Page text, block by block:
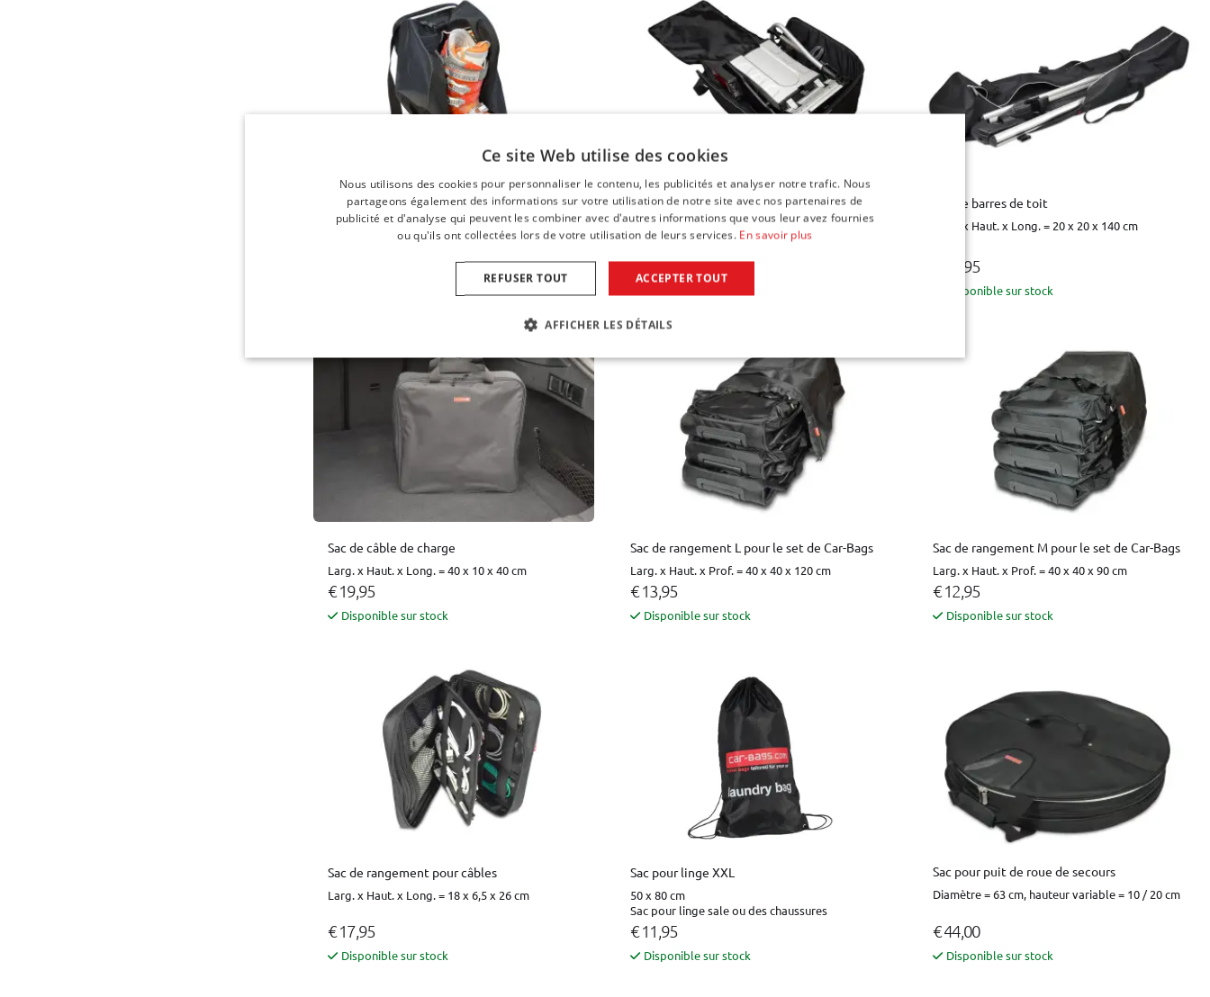
Sac à chaussures de ski / sac à chaussures de
randonnée
Larg. x Haut. x Long. = 26 x 40 x 34 cm
Sac à porte-vélos (S)
57 x 69 x 30 cm
€ 34,95
Sac de barres de toit
Larg. x Haut. x Long. = 20 x 20 x 140 cm
€ 19,95
Disponible sur stock
Sac de câble de charge
Larg. x Haut. x Long. = 40 x 10 x 40 cm
€ 19,95
Disponible sur stock
Sac de rangement L pour le set de Car-Bags
Larg. x Haut. x Prof. = 40 x 40 x 120 cm
€ 13,95
Disponible sur stock
Sac de rangement M pour le set de Car-Bags
Larg. x Haut. x Prof. = 40 x 40 x 90 cm
€ 12,95
Disponible sur stock
Sac de rangement pour câbles
Larg. x Haut. x Long. = 18 x 6,5 x 26 cm
€ 17,95
Disponible sur stock
Sac pour linge XXL
50 x 80 cm
Sac pour linge sale ou des chaussures
€ 11,95
Disponible sur stock
Sac pour puit de roue de secours
Diamètre = 63 cm, hauteur variable = 10 / 20 cm
€ 44,00
Disponible sur stock
Ce site Web utilise des cookies
Nous utilisons des cookies pour personnaliser le contenu, les publicités et analyser notre trafic. Nous
partageons également des informations sur votre utilisation de notre site avec nos partenaires de
publicité et d'analyse qui peuvent les combiner avec d'autres informations que vous leur avez fournies
ou qu'ils ont collectées lors de votre utilisation de leurs services. En savoir plus
ACCEPTER TOUT
REFUSER TOUT
AFFICHER LES DÉTAILS